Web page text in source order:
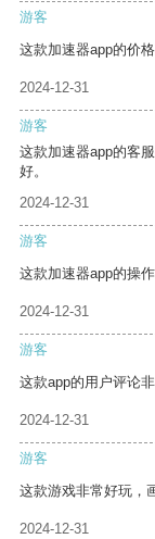
游客
这款加速器app的价
2024-12-31
游客
这款加速器app的客
好。
2024-12-31
游客
这款加速器app的操
2024-12-31
游客
这款app的用户评论
2024-12-31
游客
这款游戏非常好玩，
2024-12-31